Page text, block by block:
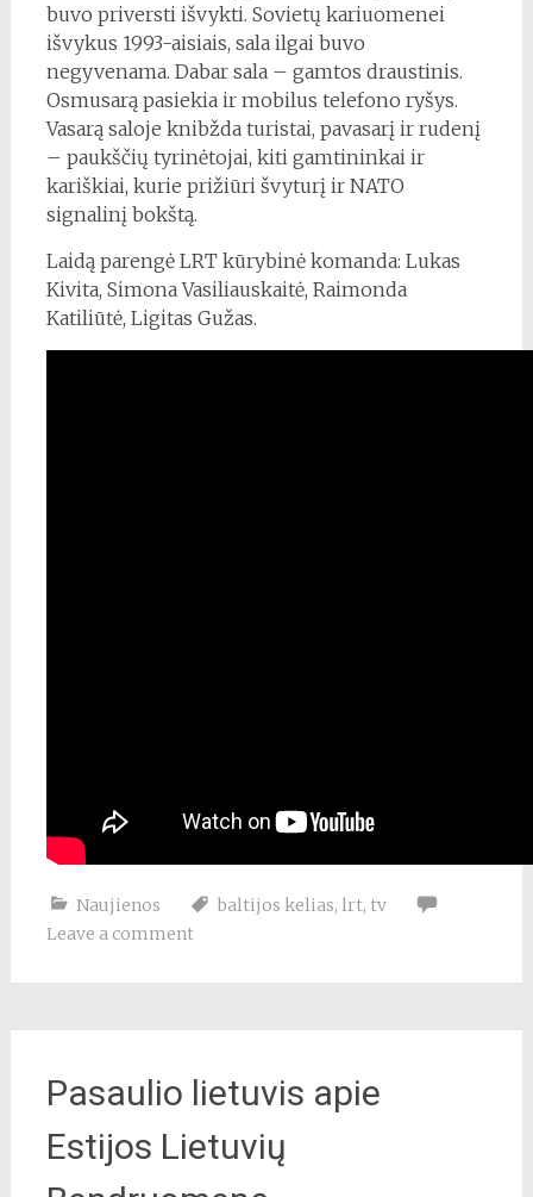
buvo priversti išvykti. Sovietų kariuomenei
išvykus 1993-aisiais, sala ilgai buvo
negyvenama. Dabar sala – gamtos draustinis.
Osmusarą pasiekia ir mobilus telefono ryšys.
Vasarą saloje knibžda turistai, pavasarį ir rudenį
– paukščių tyrinėtojai, kiti gamtininkai ir
kariškiai, kurie prižiūri švyturį ir NATO
signalinį bokštą.
Laidą parengė LRT kūrybinė komanda: Lukas
Kivita, Simona Vasiliauskaitė, Raimonda
Katiliūtė, Ligitas Gužas.
Naujienos baltijos kelias, lrt, tv
Leave a comment
Pasaulio lietuvis apie
Estijos Lietuvių